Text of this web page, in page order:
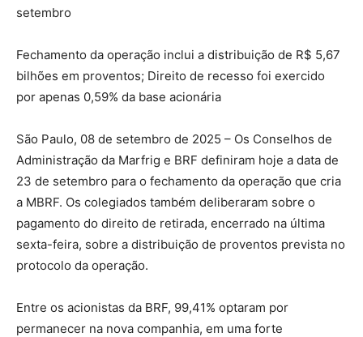
setembro
Fechamento da operação inclui a distribuição de R$ 5,67
bilhões em proventos; Direito de recesso foi exercido
por apenas 0,59% da base acionária
São Paulo, 08 de setembro de 2025 – Os Conselhos de
Administração da Marfrig e BRF definiram hoje a data de
23 de setembro para o fechamento da operação que cria
a MBRF. Os colegiados também deliberaram sobre o
pagamento do direito de retirada, encerrado na última
sexta-feira, sobre a distribuição de proventos prevista no
protocolo da operação.
Entre os acionistas da BRF, 99,41% optaram por
permanecer na nova companhia, em uma forte